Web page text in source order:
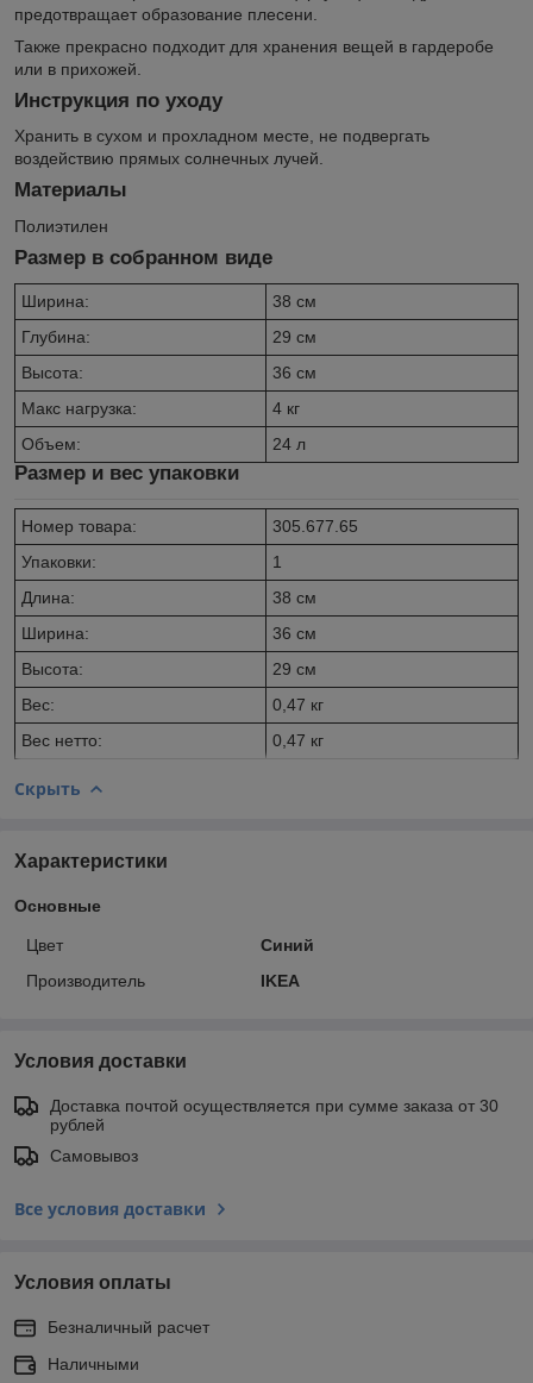
предотвращает образование плесени.
Также прекрасно подходит для хранения вещей в гардеробе
или в прихожей.
Инструкция по уходу
Хранить в сухом и прохладном месте, не подвергать
воздействию прямых солнечных лучей.
Материалы
Полиэтилен
Размер в собранном виде
Ширина:
38 см
Глубина:
29 см
Высота:
36 см
Макс нагрузка:
4 кг
Объем:
24 л
Размер и вес упаковки
Номер товара:
305.677.65
Упаковки:
1
Длина:
38 см
Ширина:
36 см
Высота:
29 см
Вес:
0,47 кг
Вес нетто:
0,47 кг
Скрыть
Характеристики
Основные
Цвет
Синий
Производитель
IKEA
Условия доставки
Доставка почтой осуществляется при сумме заказа от 30
рублей
Самовывоз
Все условия доставки
Условия оплаты
Безналичный расчет
Наличными